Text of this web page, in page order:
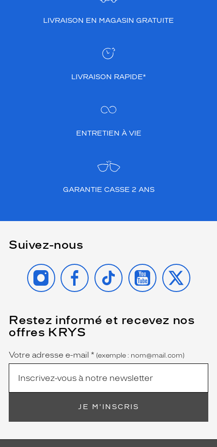
LIVRAISON EN MAGASIN GRATUITE
LIVRAISON RAPIDE*
ENTRETIEN À VIE
GARANTIE CASSE 2 ANS
Suivez-nous
INSTAGRAMFACEBOOK
TIKTOK YOUTUBE
X
Restez informé et recevez nos
offres KRYS
Name
Votre adresse e-mail *
(Ce
champ
est
(exemple : nom@mail.com)
JE M'INSCRIS